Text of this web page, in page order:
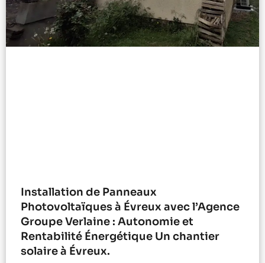
Installation de Panneaux
Photovoltaïques à Évreux avec l’Agence
Groupe Verlaine : Autonomie et
Rentabilité Énergétique Un chantier
solaire à Évreux.